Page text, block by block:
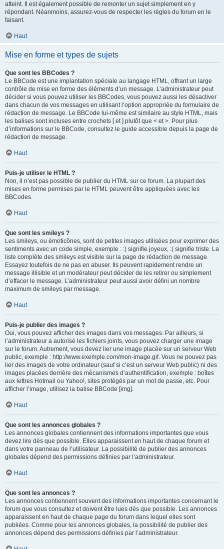
atteint. Il est également possible de remonter un sujet simplement en y
répondant. Néanmoins, assurez-vous de respecter les règles du forum en le
faisant.
Haut
Mise en forme et types de sujets
Que sont les BBCodes ?
Le BBCode est une implantation spéciale au langage HTML, offrant un large
contrôle de mise en forme des éléments d’un message. L’administrateur peut
décider si vous pouvez utiliser les BBCodes, vous pouvez aussi les désactiver
dans chacun de vos messages en utilisant l’option appropriée du formulaire de
rédaction de message. Le BBCode lui-même est similaire au style HTML, mais
les balises sont incluses entre crochets [ et ] plutôt que < et >. Pour plus
d’informations sur le BBCode, consultez le guide accessible depuis la page de
rédaction de message.
Haut
Puis-je utiliser le HTML ?
Non, il n’est pas possible de publier du HTML sur ce forum. La plupart des
mises en forme permises par le HTML peuvent être appliquées avec les
BBCodes.
Haut
Que sont les smileys ?
Les smileys, ou émoticônes, sont de petites images utilisées pour exprimer des
sentiments avec un code simple, exemple : :) signifie joyeux, :( signifie triste. La
liste complète des smileys est visible sur la page de rédaction de message.
Essayez toutefois de ne pas en abuser. Ils peuvent rapidement rendre un
message illisible et un modérateur peut décider de les retirer ou simplement
d’effacer le message. L’administrateur peut aussi avoir défini un nombre
maximum de smileys par message.
Haut
Puis-je publier des images ?
Oui, vous pouvez afficher des images dans vos messages. Par ailleurs, si
l’administrateur a autorisé les fichiers joints, vous pouvez charger une image
sur le forum. Autrement, vous devez lier une image placée sur un serveur Web
public, exemple : http://www.exemple.com/mon-image.gif. Vous ne pouvez pas
lier des images de votre ordinateur (sauf si c’est un serveur Web public) ni des
images placées derrière des mécanismes d’authentification, exemple : boîtes
aux lettres Hotmail ou Yahoo!, sites protégés par un mot de passe, etc. Pour
afficher l’image, utilisez la balise BBCode [img].
Haut
Que sont les annonces globales ?
Les annonces globales contiennent des informations importantes que vous
devez lire dès que possible. Elles apparaissent en haut de chaque forum et
dans votre panneau de l’utilisateur. La possibilité de publier des annonces
globales dépend des permissions définies par l’administrateur.
Haut
Que sont les annonces ?
Les annonces contiennent souvent des informations importantes concernant le
forum que vous consultez et doivent être lues dès que possible. Les annonces
apparaissent en haut de chaque page du forum dans lequel elles sont
publiées. Comme pour les annonces globales, la possibilité de publier des
annonces dépend des permissions définies par l’administrateur.